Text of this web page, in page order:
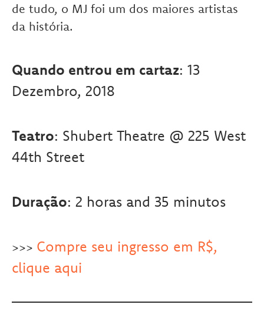
de tudo, o MJ foi um dos maiores artistas
da história.
Quando entrou em cartaz: 13
Dezembro, 2018
Teatro: Shubert Theatre @ 225 West
44th Street
Duração: 2 horas and 35 minutos
>>> Compre seu ingresso em R$,
clique aqui